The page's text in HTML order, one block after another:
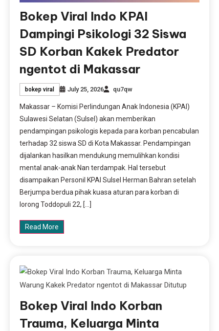
Bokep Viral Indo KPAI
Dampingi Psikologi 32 Siswa
SD Korban Kakek Predator
ngentot di Makassar
bokep viral July 25, 2026 qu7qw
Makassar – Komisi Perlindungan Anak Indonesia (KPAI)
Sulawesi Selatan (Sulsel) akan memberikan
pendampingan psikologis kepada para korban pencabulan
terhadap 32 siswa SD di Kota Makassar. Pendampingan
dijalankan hasilkan mendukung memulihkan kondisi
mental anak-anak Nan terdampak. Hal tersebut
disampaikan Personil KPAI Sulsel Herman Bahran setelah
Berjumpa berdua pihak kuasa aturan para korban di
lorong Toddopuli 22, […]
Read More
Bokep Viral Indo Korban
Trauma, Keluarga Minta